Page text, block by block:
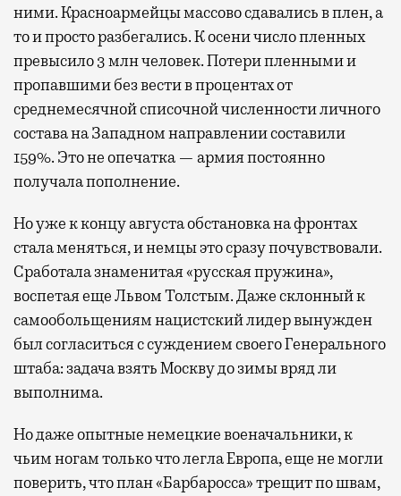
ними. Красноармейцы массово сдавались в плен, а
то и просто разбегались. К осени число пленных
превысило 3 млн человек. Потери пленными и
пропавшими без вести в процентах от
среднемесячной списочной численности личного
состава на Западном направлении составили
159%. Это не опечатка — армия постоянно
получала пополнение.
Но уже к концу августа обстановка на фронтах
стала меняться, и немцы это сразу почувствовали.
Сработала знаменитая «русская пружина»,
воспетая еще Львом Толстым. Даже склонный к
самообольщениям нацистский лидер вынужден
был согласиться с суждением своего Генерального
штаба: задача взять Москву до зимы вряд ли
выполнима.
Но даже опытные немецкие военачальники, к
чьим ногам только что легла Европа, еще не могли
поверить, что план «Барбаросса» трещит по швам,